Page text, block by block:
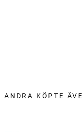
ANDRA KÖPTE